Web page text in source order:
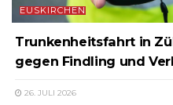
EUSKIRCHEN
Trunkenheitsfahrt in
gegen Findling und
26. JULI 2026